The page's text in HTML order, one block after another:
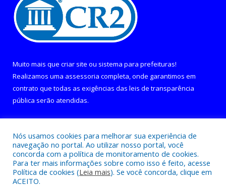
Muito mais que criar site ou sistema para prefeituras!
Realizamos uma assessoria completa, onde garantimos em
contrato que todas as exigências das leis de transparência
pública serão atendidas.
Todos os direitos reservados a Câmara Municipal de Curralinho.
Nós usamos cookies para melhorar sua experiência de
navegação no portal. Ao utilizar nosso portal, você
concorda com a política de monitoramento de cookies.
Para ter mais informações sobre como isso é feito, acesse
Política de cookies (Leia mais). Se você concorda, clique em
ACEITO.